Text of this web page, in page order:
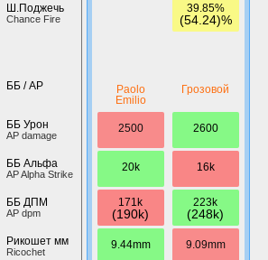
Ш.Поджечь
Chance Fire
ББ / AP
ББ Урон
AP damage
ББ Альфа
AP Alpha Strike
ББ ДПМ
AP dpm
Рикошет мм
Ricochet
Paolo
Emilio
2500
20k
171k
(190k)
9.44mm
39.85%
(54.24)%
Грозовой
2600
16k
223k
(248k)
9.09mm